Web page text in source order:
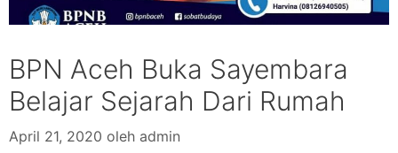
BPN Aceh Buka Sayembara
Belajar Sejarah Dari Rumah
April 21, 2020 oleh admin